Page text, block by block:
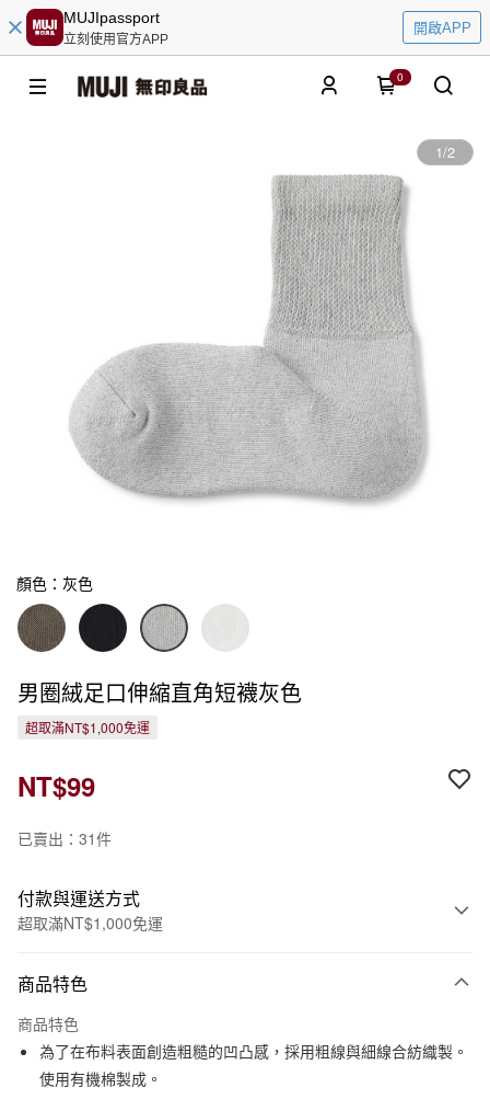
MUJIpassport
立刻使用官方APP
開啟APP
0
1/2
顏色：灰色
男圈絨足口伸縮直角短襪灰色
超取滿NT$1,000免運
NT$99
已賣出：31件
付款與運送方式
超取滿NT$1,000免運
信用卡一次付款
信用卡分期付款
3 期 0 利率 每期
商品特色
商品特色
為了在布料表面創造粗糙的凹凸感，採用粗線與細線合紡織製。
使用有機棉製成。